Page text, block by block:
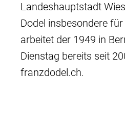
Landeshauptstadt
Dodel insbesondere
arbeitet der 1949 in
Dienstag bereits seit
franzdodel.ch.